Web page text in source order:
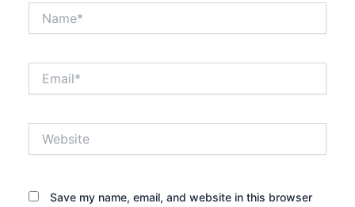
Save my name, email, and website in this browser